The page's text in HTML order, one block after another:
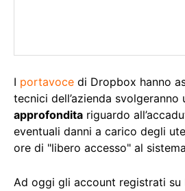
I portavoce di Dropbox hanno
tecnici dell’azienda svolgeranno
approfondita riguardo
eventuali danni a carico degli
ore di "libero accesso" al
Ad oggi gli account registrati su